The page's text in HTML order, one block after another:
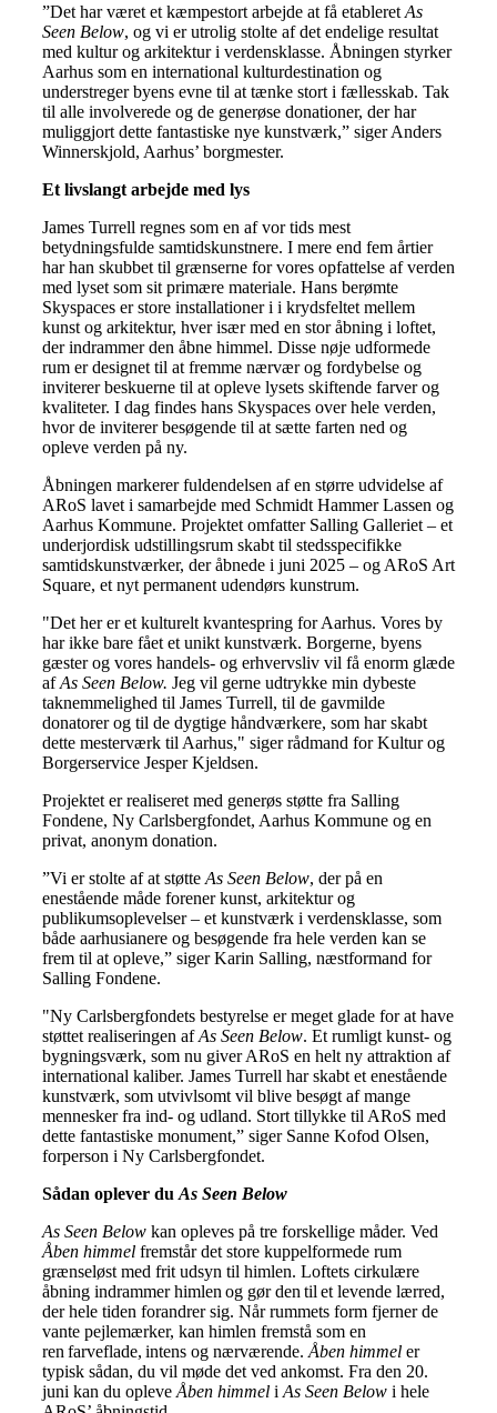
”Det har været et kæmpestort arbejde at få etableret As
Seen Below, og vi er utrolig stolte af det endelige resultat
med kultur og arkitektur i verdensklasse. Åbningen styrker
Aarhus som en international kulturdestination og
understreger byens evne til at tænke stort i fællesskab. Tak
til alle involverede og de generøse donationer, der har
muliggjort dette fantastiske nye kunstværk,” siger Anders
Winnerskjold, Aarhus’ borgmester.
Et livslangt arbejde med lys
James Turrell regnes som en af vor tids mest
betydningsfulde samtidskunstnere. I mere end fem årtier
har han skubbet til grænserne for vores opfattelse af verden
med lyset som sit primære materiale. Hans berømte
Skyspaces er store installationer i i krydsfeltet mellem
kunst og arkitektur, hver især med en stor åbning i loftet,
der indrammer den åbne himmel. Disse nøje udformede
rum er designet til at fremme nærvær og fordybelse og
inviterer beskuerne til at opleve lysets skiftende farver og
kvaliteter. I dag findes hans Skyspaces over hele verden,
hvor de inviterer besøgende til at sætte farten ned og
opleve verden på ny.
Åbningen markerer fuldendelsen af en større udvidelse af
ARoS lavet i samarbejde med Schmidt Hammer Lassen og
Aarhus Kommune. Projektet omfatter Salling Galleriet – et
underjordisk udstillingsrum skabt til stedsspecifikke
samtidskunstværker, der åbnede i juni 2025 – og ARoS Art
Square, et nyt permanent udendørs kunstrum.
"Det her er et kulturelt kvantespring for Aarhus. Vores by
har ikke bare fået et unikt kunstværk. Borgerne, byens
gæster og vores handels- og erhvervsliv vil få enorm glæde
afAs Seen Below. Jeg vil gerne udtrykke min dybeste
taknemmelighed til James Turrell, til de gavmilde
donatorer og til de dygtige håndværkere, som har skabt
dette mesterværk til Aarhus," siger rådmand for Kultur og
Borgerservice Jesper Kjeldsen.
Projektet er realiseret med generøs støtte fra Salling
Fondene, Ny Carlsbergfondet, Aarhus Kommune og en
privat, anonym donation.
”Vi er stolte af at støtte As Seen Below, der på en
enestående måde forener kunst, arkitektur og
publikumsoplevelser – et kunstværk i verdensklasse, som
både aarhusianere og besøgende fra hele verden kan se
frem til at opleve,” siger Karin Salling, næstformand for
Salling Fondene.
"Ny Carlsbergfondets bestyrelse er meget glade for at have
støttet realiseringen afAs Seen Below. Et rumligt kunst- og
bygningsværk, som nu giver ARoS en helt ny attraktion af
international kaliber. James Turrell har skabt et enestående
kunstværk, som utvivlsomt vil blive besøgt af mange
mennesker fra ind- og udland. Stort tillykke til ARoS med
dette fantastiske monument,” siger Sanne Kofod Olsen,
forperson i Ny Carlsbergfondet.
Sådan oplever du As Seen Below
As Seen Below kan opleves på tre forskellige måder. Ved
Åben himmel fremstår det store kuppelformede rum
grænseløst med frit udsyn til himlen. Loftets cirkulære
åbning indrammer himlen og gør den til et levende lærred,
der hele tiden forandrer sig. Når rummets form fjerner de
vante pejlemærker, kan himlen fremstå som en
ren farveflade, intens og nærværende. Åben himmel er
typisk sådan, du vil møde det ved ankomst. Fra den 20.
juni kan du opleve Åben himmel i As Seen Below i hele